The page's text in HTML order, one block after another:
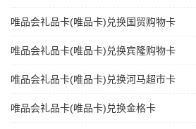
唯品会礼品卡(唯品卡)兑换国贸购物卡
唯品会礼品卡(唯品卡)兑换宾隆购物卡
唯品会礼品卡(唯品卡)兑换河马超市卡
唯品会礼品卡(唯品卡)兑换金格卡